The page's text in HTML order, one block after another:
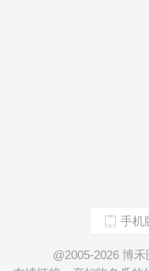
手机
@2005-2026 博